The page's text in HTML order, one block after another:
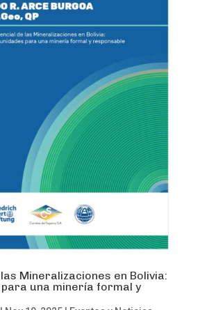
Mineralizaciones en Bolivia:
una minería formal y